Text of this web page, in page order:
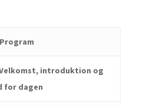
Program
introduktion og
for dagen